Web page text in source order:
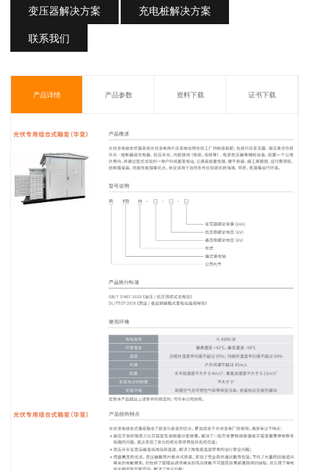
变压器解决方案 充电桩解决方案
联系我们
产品详情 产品参数 资料下载 证书下载